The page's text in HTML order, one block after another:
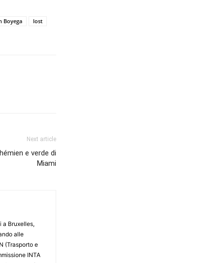
Boyega
lost
Next article
e verde di
Miami
a Bruxelles,
alle
(Trasporto e
INTA